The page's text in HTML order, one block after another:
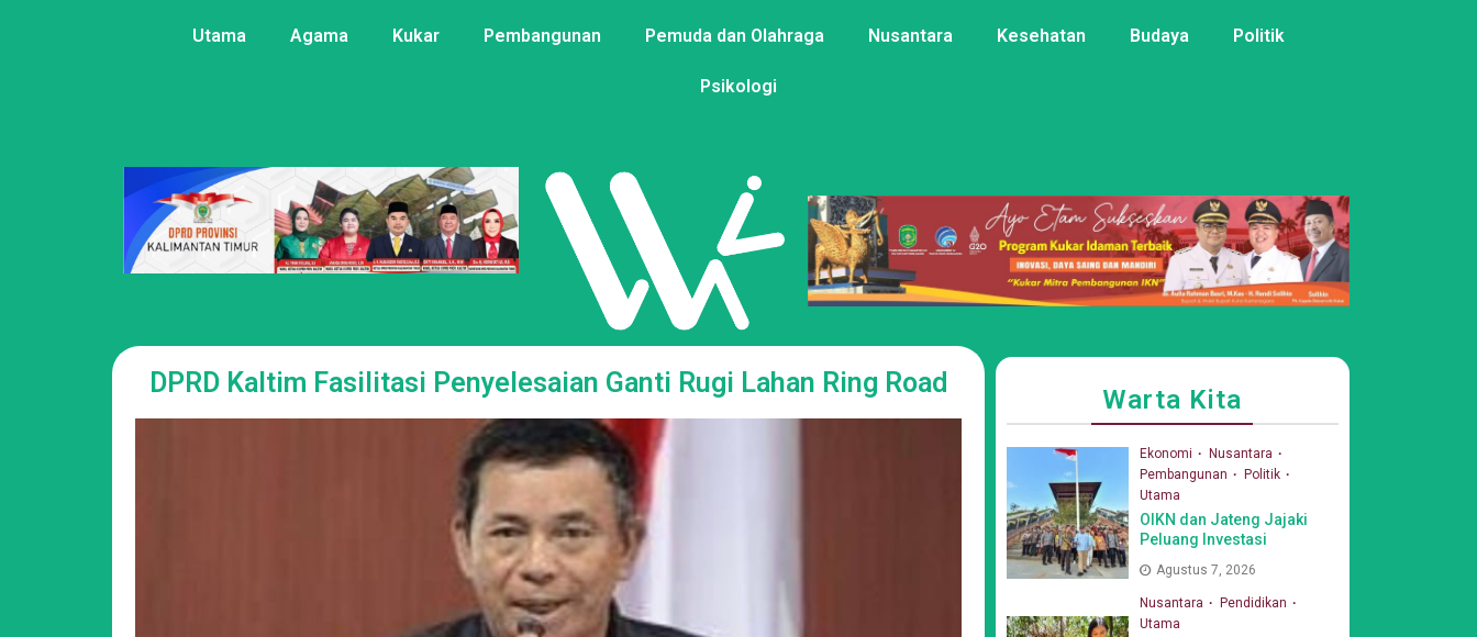
Utama Agama Kukar Pembangunan Pemuda dan Olahraga Nusantara Kesehatan Budaya Politik
Psikologi
DPRD Kaltim Fasilitasi Penyelesaian Ganti Rugi Lahan Ring Road
Warta Kita
Ekonomi
Nusantara
Pembangunan
Politik
Utama
OIKN dan Jateng Jajaki
Peluang Investasi
Agustus 7, 2026
Nusantara
Pendidikan
Utama